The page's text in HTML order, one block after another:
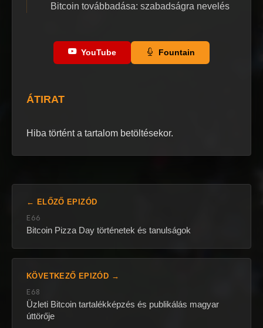
Bitcoin továbbadása: szabadságra nevelés
YouTube Fountain
ÁTIRAT
Hiba történt a tartalom betöltésekor.
← ELŐZŐ EPIZÓD
E66
Bitcoin Pizza Day történetek és tanulságok
KÖVETKEZŐ EPIZÓD →
E68
Üzleti Bitcoin tartalékképzés és publikálás magyar
úttörője